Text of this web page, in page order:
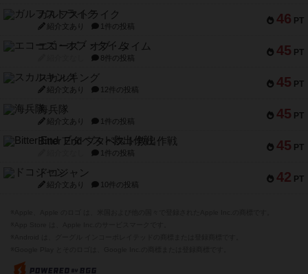
46 PT
ガルフストライク
紹介文あり 1件の投稿
45 PT
エコーズ・オブ・タイム
8件の投稿
45 PT
スカルキング
紹介文あり 12件の投稿
45 PT
海兵隊
紹介文あり 1件の投稿
45 PT
Bitter End ブタペスト救出作戦
1件の投稿
42 PT
ドコジャン
紹介文あり 10件の投稿